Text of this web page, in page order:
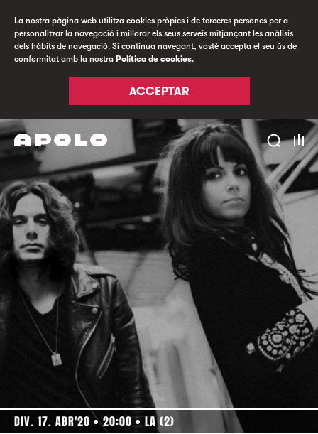
La nostra pàgina web utilitza cookies pròpies i de terceres persones per a
personalitzar la navegació i millorar els seus serveis mitjançant les anàlisis
dels hàbits de navegació. Si continua navegant, vostè accepta el seu ús de
conformitat amb la nostra Política de cookies.
ACCEPTAR
DIV. 17. ABR'20 20:00 LA (2)